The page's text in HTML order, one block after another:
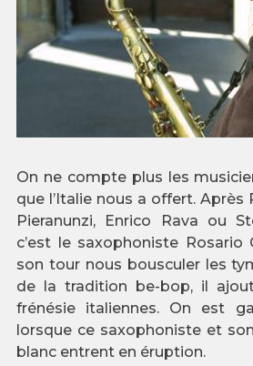
On ne compte plus les
que l’Italie nous a offert. Après
Pieranunzi, Enrico Rava ou
c’est le saxophoniste Rosario
son tour nous bousculer les
de la tradition be-bop, il
frénésie italiennes. On est
lorsque ce saxophoniste et
blanc entrent en éruption.